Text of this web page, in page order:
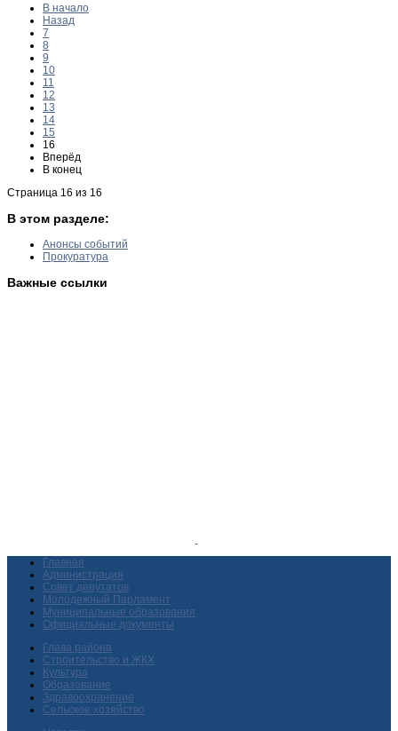
В начало
Назад
7
8
9
10
11
12
13
14
15
16
Вперёд
В конец
Страница 16 из 16
В этом разделе:
Анонсы событий
Прокуратура
Важные ссылки
Главная
Администрация
Совет депутатов
Молодежный Парламент
Муниципальные образования
Официальные документы
Глава района
Строительство и ЖКХ
Культура
Образование
Здравоохранение
Сельское хозяйство